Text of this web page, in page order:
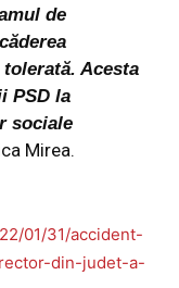
de
Acesta
PSD la
sociale
Mirea.
01/31/accident-
din-judet-a-